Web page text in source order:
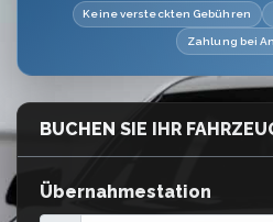
Keine versteckten Gebühren
Zahlung bei
BUCHEN SIE IHR
Übernahmestation